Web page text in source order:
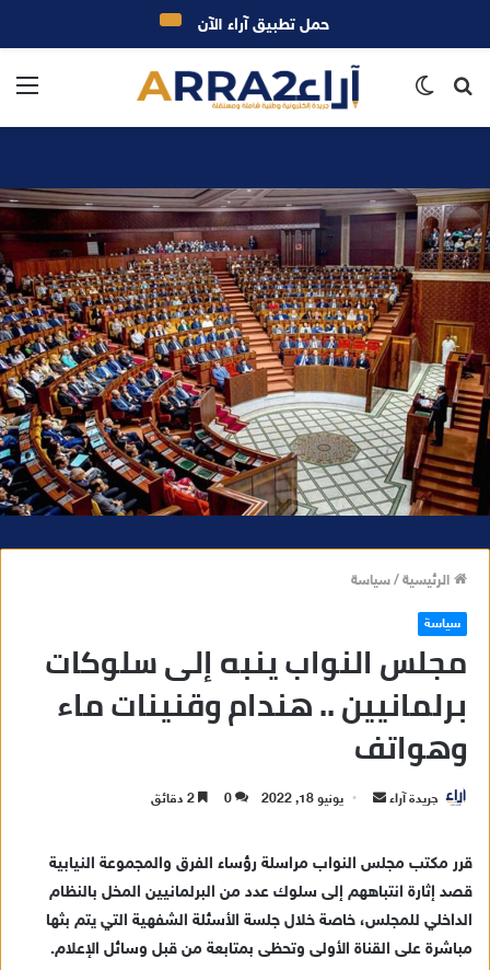
بحث
الرئيسية/سياسة
سياسة
مجلس النواب ينبه إلى سلوكات
برلمانيين .. هندام وقنينات ماء
وهواتف
جريدة آراء
ر
ي
يونيو 18, 2022 0
قرر مكتب مجلس النواب مراسلة رؤساء الفرق والمجموعة النيابية
قصد إثارة انتباههم إلى سلوك عدد من البرلمانيين المخل بالنظام
الداخلي للمجلس، خاصة خلال جلسة الأسئلة الشفهية التي يتم بثها
مباشرة على القناة الأولى وتحظى بمتابعة من قبل وسائل الإعلام.
حمل تطبيق آراء الآن